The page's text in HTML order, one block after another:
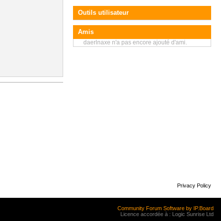
Outils utilisateur
Amis
daerlnaxe n'a pas encore ajouté d'ami.
Privacy Policy
Community Forum Software by IP.Board
Licence accordée à : Logic Sunrise Ltd